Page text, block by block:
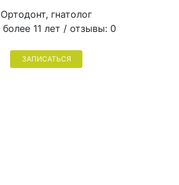
Ортодонт, гнатолог
11 лет / отзывы: 0
ЗАПИСАТЬСЯ